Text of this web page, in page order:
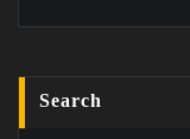
Search